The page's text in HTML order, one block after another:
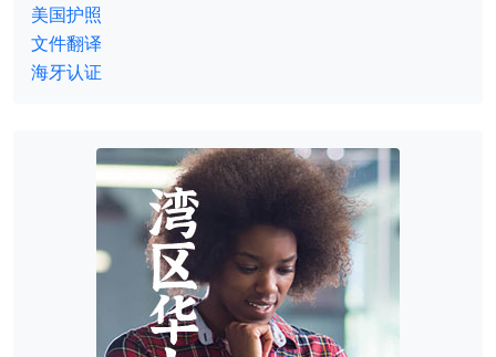
美国护照
文件翻译
海牙认证